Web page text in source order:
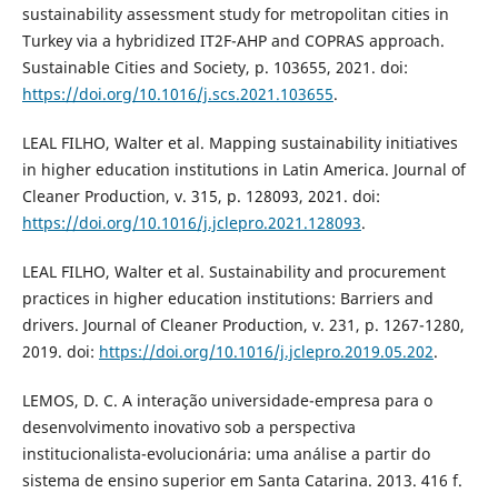
sustainability assessment study for metropolitan cities in
Turkey via a hybridized IT2F-AHP and COPRAS approach.
Sustainable Cities and Society, p. 103655, 2021. doi:
https://doi.org/10.1016/j.scs.2021.103655.
LEAL FILHO, Walter et al. Mapping sustainability initiatives
in higher education institutions in Latin America. Journal of
Cleaner Production, v. 315, p. 128093, 2021. doi:
https://doi.org/10.1016/j.jclepro.2021.128093.
LEAL FILHO, Walter et al. Sustainability and procurement
practices in higher education institutions: Barriers and
drivers. Journal of Cleaner Production, v. 231, p. 1267-1280,
2019. doi: https://doi.org/10.1016/j.jclepro.2019.05.202.
LEMOS, D. C. A interação universidade-empresa para o
desenvolvimento inovativo sob a perspectiva
institucionalista-evolucionária: uma análise a partir do
sistema de ensino superior em Santa Catarina. 2013. 416 f.